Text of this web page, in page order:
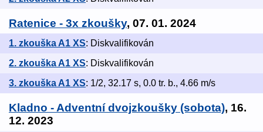
Ratenice - 3x zkoušky, 07. 01. 2024
1. zkouška A1 XS: Diskvalifikován
2. zkouška A1 XS: Diskvalifikován
3. zkouška A1 XS: 1/2, 32.17 s, 0.0 tr. b., 4.66 m/s
Kladno - Adventní dvojzkoušky (sobota), 16.
12. 2023